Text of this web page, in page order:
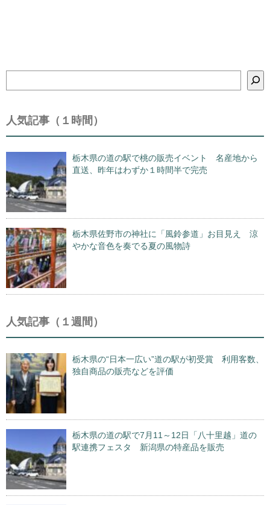
索
人気記事（１時間）
栃木県の道の駅で桃の販売イベント 名産地から
直送、昨年はわずか１時間半で完売
栃木県佐野市の神社に「風鈴参道」お目見え 涼
やかな音色を奏でる夏の風物詩
人気記事（１週間）
栃木県の“日本一広い”道の駅が初受賞 利用客数、
独自商品の販売などを評価
栃木県の道の駅で7月11～12日「八十里越」道の
駅連携フェスタ 新潟県の特産品を販売